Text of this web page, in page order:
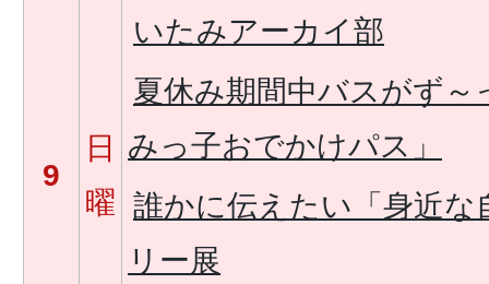
9
日
曜
いたみアーカイ部
夏休み期間中バスがず～
みっ子おでかけパス」
誰かに伝えたい「身近
リー展